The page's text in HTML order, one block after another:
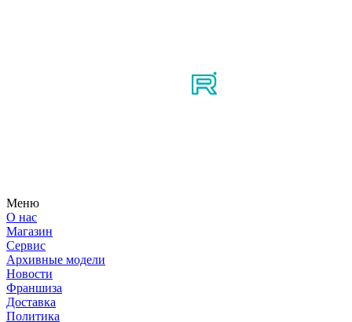
Меню
О нас
Магазин
Сервис
Архивные модели
Новости
Франшиза
Доставка
Политика